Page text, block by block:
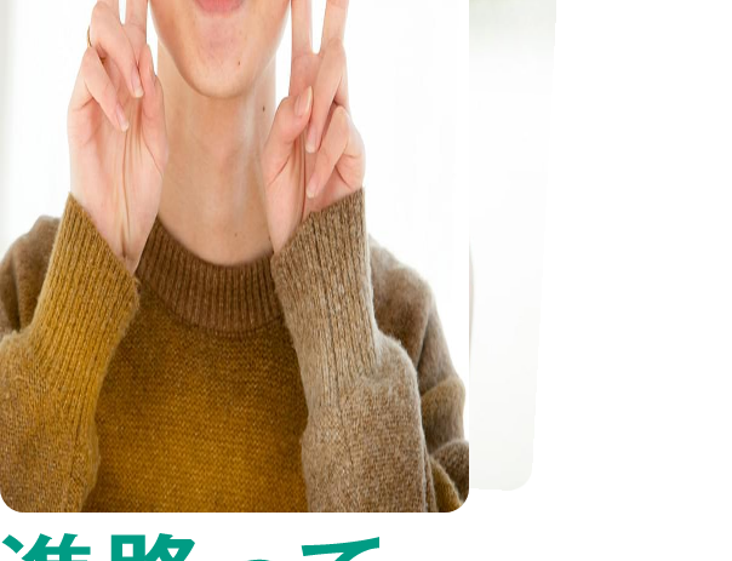
学友会
サークル
キャンパスマップ
キャンパスレストラン
図書館
IT環境
イベントカレンダー
アパート・マンション紹介
動画で知る！湘北短期大学
🤔 インタビュー
私と〇〇〇の湘北ライフ
卒業生のキャリアストーリー